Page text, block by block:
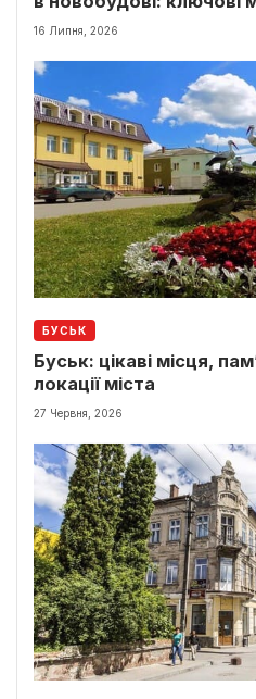
16 Липня, 2026
БУСЬК
Буськ: цікаві місця,
локації міста
27 Червня, 2026